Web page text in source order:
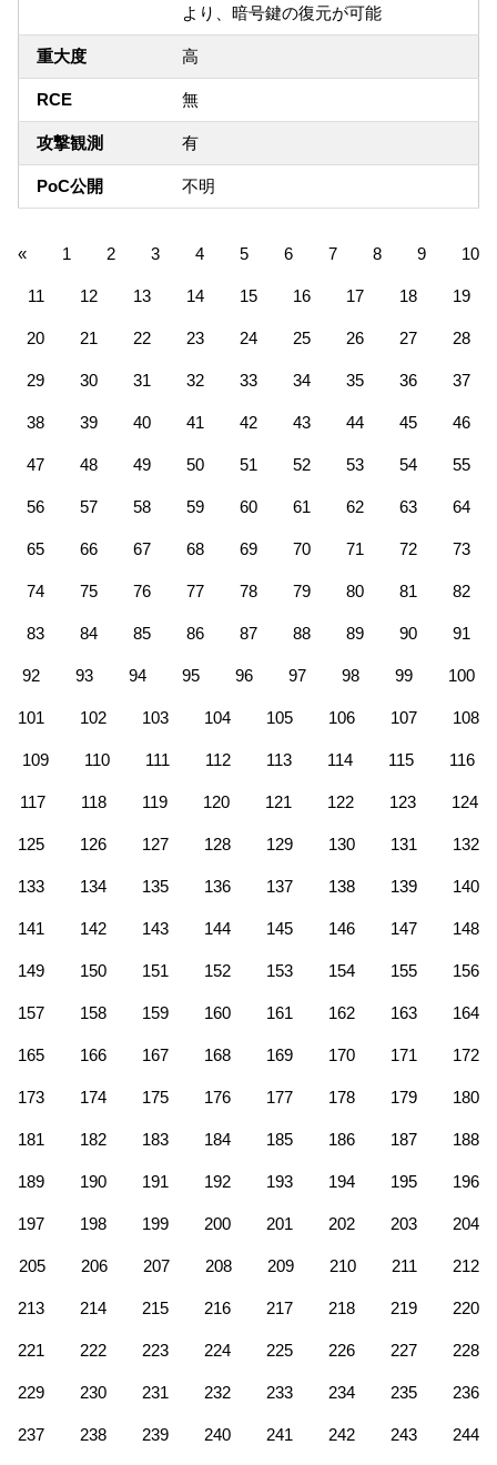
より、暗号鍵の復元が可能
重大度 高
RCE 無
攻撃観測 有
PoC公開 不明
« 1 2 3 4 5 6 7 8 9 10
11 12 13 14 15 16 17 18 19
20 21 22 23 24 25 26 27 28
29 30 31 32 33 34 35 36 37
38 39 40 41 42 43 44 45 46
47 48 49 50 51 52 53 54 55
56 57 58 59 60 61 62 63 64
65 66 67 68 69 70 71 72 73
74 75 76 77 78 79 80 81 82
83 84 85 86 87 88 89 90 91
92 93 94 95 96 97 98 99 100
101 102 103 104 105 106 107 108
109 110 111 112 113 114 115 116
117 118 119 120 121 122 123 124
125 126 127 128 129 130 131 132
133 134 135 136 137 138 139 140
141 142 143 144 145 146 147 148
149 150 151 152 153 154 155 156
157 158 159 160 161 162 163 164
165 166 167 168 169 170 171 172
173 174 175 176 177 178 179 180
181 182 183 184 185 186 187 188
189 190 191 192 193 194 195 196
197 198 199 200 201 202 203 204
205 206 207 208 209 210 211 212
213 214 215 216 217 218 219 220
221 222 223 224 225 226 227 228
229 230 231 232 233 234 235 236
237 238 239 240 241 242 243 244